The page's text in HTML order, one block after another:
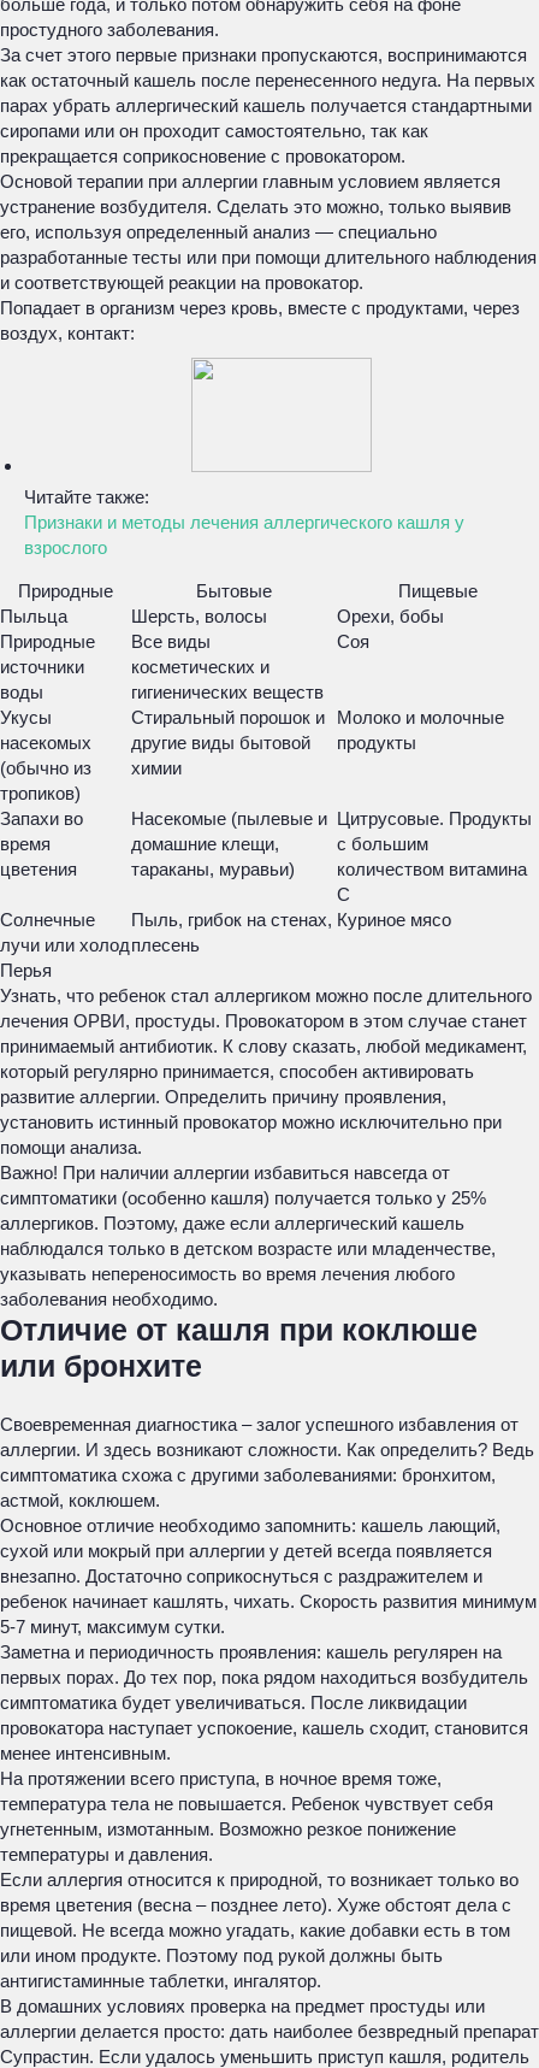
больше года, и только потом обнаружить себя на фоне
простудного заболевания.
За счет этого первые признаки пропускаются, воспринимаются
как остаточный кашель после перенесенного недуга. На первых
парах убрать аллергический кашель получается стандартными
сиропами или он проходит самостоятельно, так как
прекращается соприкосновение с провокатором.
Основой терапии при аллергии главным условием является
устранение возбудителя. Сделать это можно, только выявив
его, используя определенный анализ — специально
разработанные тесты или при помощи длительного наблюдения
и соответствующей реакции на провокатор.
Попадает в организм через кровь, вместе с продуктами, через
воздух, контакт:
Читайте также:
Признаки и методы лечения аллергического кашля у
взрослого
Природные Бытовые
Пищевые
Пыльца
Шерсть, волосы
Орехи, бобы
Природные
источники
воды
Все виды
косметических и
гигиенических веществ
Соя
Укусы
насекомых
(обычно из
тропиков)
Стиральный порошок и
другие виды бытовой
химии
Молоко и молочные
продукты
Запахи во
время
цветения
Насекомые (пылевые и
домашние клещи,
тараканы, муравьи)
Цитрусовые. Продукты
с большим
количеством витамина
С
Солнечные
лучи или холод
Пыль, грибок на стенах,
плесень
Куриное мясо
Перья
Узнать, что ребенок стал аллергиком можно после длительного
лечения ОРВИ, простуды. Провокатором в этом случае станет
принимаемый антибиотик. К слову сказать, любой медикамент,
который регулярно принимается, способен активировать
развитие аллергии. Определить причину проявления,
установить истинный провокатор можно исключительно при
помощи анализа.
Важно! При наличии аллергии избавиться навсегда от
симптоматики (особенно кашля) получается только у 25%
аллергиков. Поэтому, даже если аллергический кашель
наблюдался только в детском возрасте или младенчестве,
указывать непереносимость во время лечения любого
заболевания необходимо.
Отличие от кашля при коклюше
или бронхите
Своевременная диагностика – залог успешного избавления от
аллергии. И здесь возникают сложности. Как определить? Ведь
симптоматика схожа с другими заболеваниями: бронхитом,
астмой, коклюшем.
Основное отличие необходимо запомнить: кашель лающий,
сухой или мокрый при аллергии у детей всегда появляется
внезапно. Достаточно соприкоснуться с раздражителем и
ребенок начинает кашлять, чихать. Скорость развития минимум
5-7 минут, максимум сутки.
Заметна и периодичность проявления: кашель регулярен на
первых порах. До тех пор, пока рядом находиться возбудитель
симптоматика будет увеличиваться. После ликвидации
провокатора наступает успокоение, кашель сходит, становится
менее интенсивным.
На протяжении всего приступа, в ночное время тоже,
температура тела не повышается. Ребенок чувствует себя
угнетенным, измотанным. Возможно резкое понижение
температуры и давления.
Если аллергия относится к природной, то возникает только во
время цветения (весна – позднее лето). Хуже обстоят дела с
пищевой. Не всегда можно угадать, какие добавки есть в том
или ином продукте. Поэтому под рукой должны быть
антигистаминные таблетки, ингалятор.
В домашних условиях проверка на предмет простуды или
аллергии делается просто: дать наиболее безвредный препарат
Супрастин. Если удалось уменьшить приступ кашля, родитель